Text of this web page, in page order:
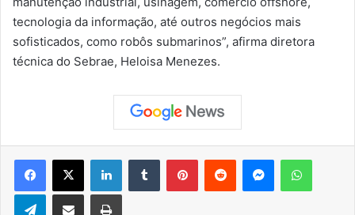
tecnologia da informação, até outros negócios mais
sofisticados, como robôs submarinos”, afirma diretora
técnica do Sebrae, Heloisa Menezes.
Telegram